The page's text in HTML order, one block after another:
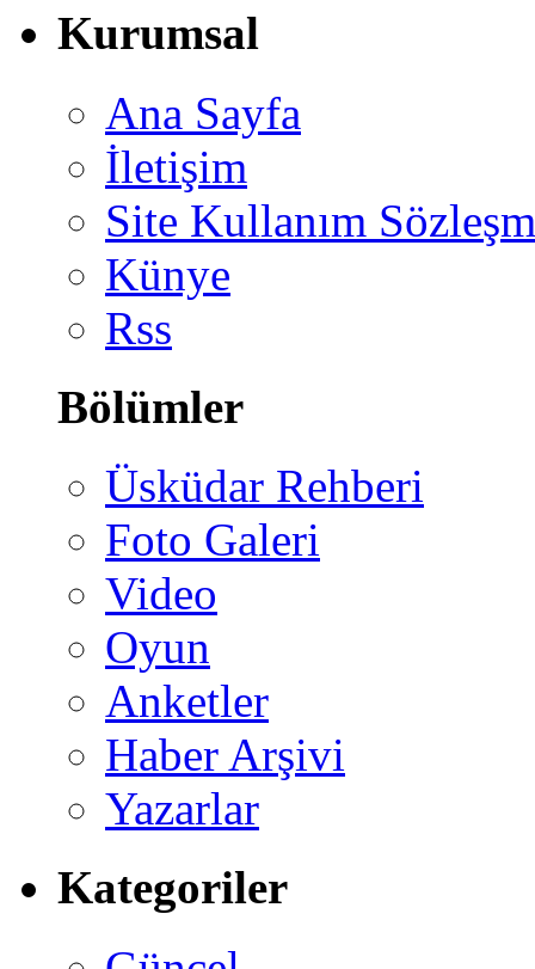
Kurumsal
Ana Sayfa
İletişim
Site Kullanım
Künye
Rss
Bölümler
Üsküdar Rehberi
Foto Galeri
Video
Oyun
Anketler
Haber Arşivi
Yazarlar
Kategoriler